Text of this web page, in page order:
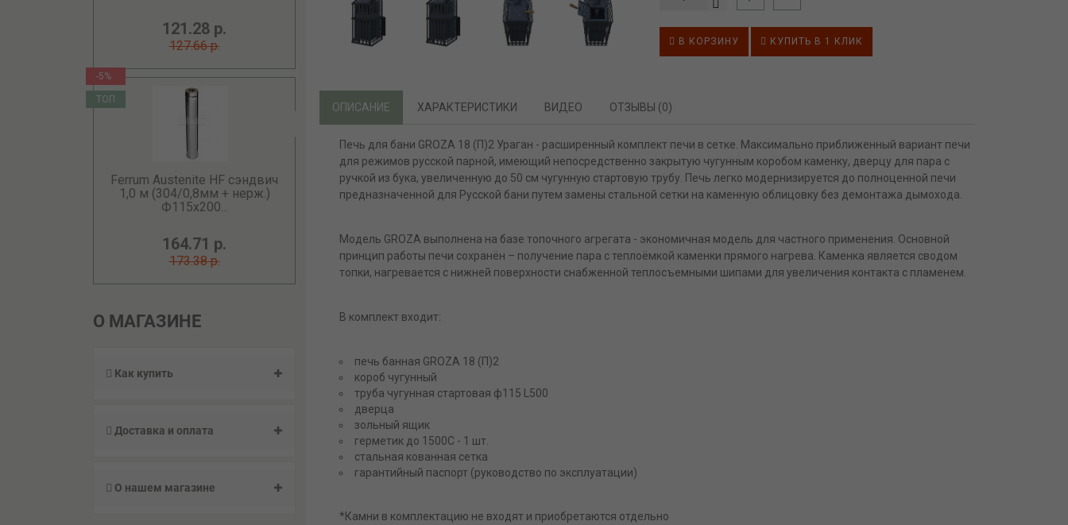
121.28 р.
127.66 р.
-5%
ТОП
Ferrum Austenite HF сэндвич
1,0 м (304/0,8мм + нерж.)
Ф115х200...
164.71 р.
173.38 р.
О МАГАЗИНЕ
Как купить
Доставка и оплата
О нашем магазине
В КОРЗИНУ КУПИТЬ В 1 КЛИК
ОПИСАНИЕ ХАРАКТЕРИСТИКИ ВИДЕО ОТЗЫВЫ (0)
Печь для бани GROZA 18 (П)2 Ураган - расширенный комплект печи в сетке. Максимально приближенный вариант печи
для режимов русской парной, имеющий непосредственно закрытую чугунным коробом каменку, дверцу для пара с
ручкой из бука, увеличенную до 50 см чугунную стартовую трубу. Печь легко модернизируется до полноценной печи
предназначенной для Русской бани путем замены стальной сетки на каменную облицовку без демонтажа дымохода.
Модель GROZA выполнена на базе топочного агрегата - экономичная модель для частного применения. Основной
принцип работы печи сохранён – получение пара с теплоёмкой каменки прямого нагрева. Каменка является сводом
топки, нагревается с нижней поверхности снабженной теплосъемными шипами для увеличения контакта с пламенем.
В комплект входит:
печь банная GROZA 18 (П)2
короб чугунный
труба чугунная стартовая ф115 L500
дверца
зольный ящик
герметик до 1500С - 1 шт.
стальная кованная сетка
гарантийный паспорт (руководство по эксплуатации)
*Камни в комплектацию не входят и приобретаются отдельно